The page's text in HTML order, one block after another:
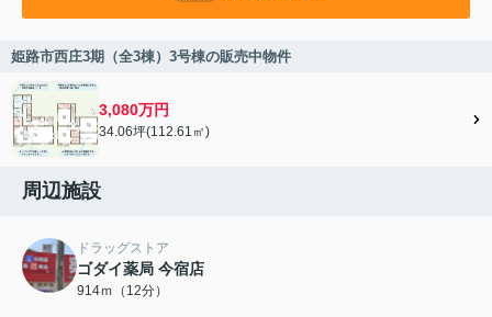
姫路市西庄3期（全3棟）3号棟の販売中物件
3,080万円
34.06坪(112.61㎡)
周辺施設
ドラッグストア
ゴダイ薬局 今宿店
914ｍ（12分）